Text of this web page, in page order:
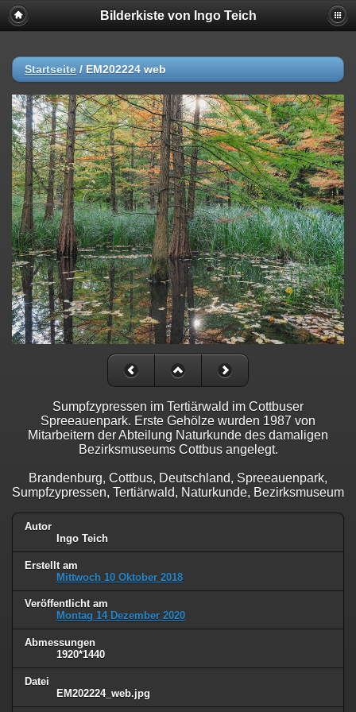
Bilderkiste von Ingo Teich
Startseite / EM202224 web
Sumpfzypressen im Tertiärwald im Cottbuser
Spreeauenpark. Erste Gehölze wurden 1987 von
Mitarbeitern der Abteilung Naturkunde des damaligen
Bezirksmuseums Cottbus angelegt.
Brandenburg, Cottbus, Deutschland, Spreeauenpark,
Sumpfzypressen, Tertiärwald, Naturkunde, Bezirksmuseum
Autor
Ingo Teich
Erstellt am
Mittwoch 10 Oktober 2018
Veröffentlicht am
Montag 14 Dezember 2020
Abmessungen
1920*1440
Datei
EM202224_web.jpg